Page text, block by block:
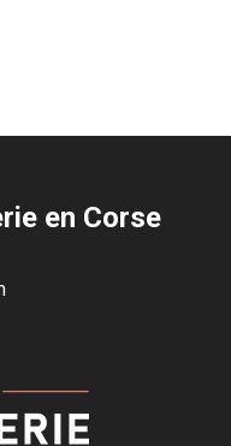
en Corse